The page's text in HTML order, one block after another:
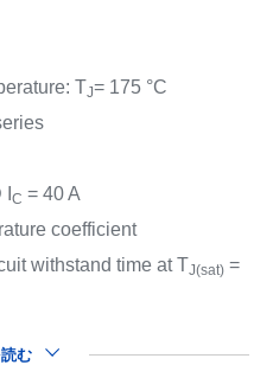
TJ= 175 °C
C = 40 A
coefficient
withstand time at TJ(sat)=
む